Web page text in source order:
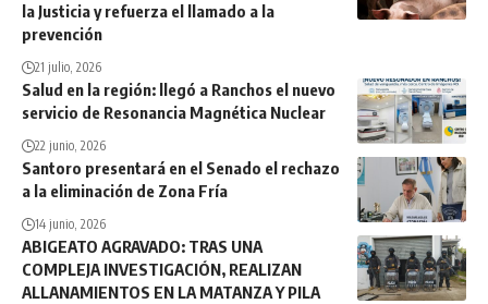
la Justicia y refuerza el llamado a la
prevención
21 julio, 2026
Salud en la región: llegó a Ranchos el nuevo
servicio de Resonancia Magnética Nuclear
22 junio, 2026
Santoro presentará en el Senado el rechazo
a la eliminación de Zona Fría
14 junio, 2026
ABIGEATO AGRAVADO: TRAS UNA
COMPLEJA INVESTIGACIÓN, REALIZAN
ALLANAMIENTOS EN LA MATANZA Y PILA